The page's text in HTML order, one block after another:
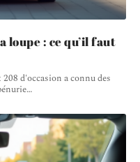
loupe : ce qu’il faut
d'occasion a connu des
…